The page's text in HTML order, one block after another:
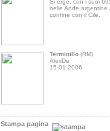
nelle Ande argentine
confine con il Cile.
Terminillo (RM)
AlexDe
15-01-2006
Stampa pagina